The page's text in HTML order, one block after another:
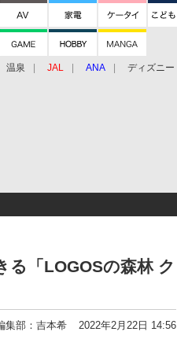
温泉 JAL ANA ディズニー
る「LOGOSの森林 ク
集部：吉本希 2022年2月22日 14:56